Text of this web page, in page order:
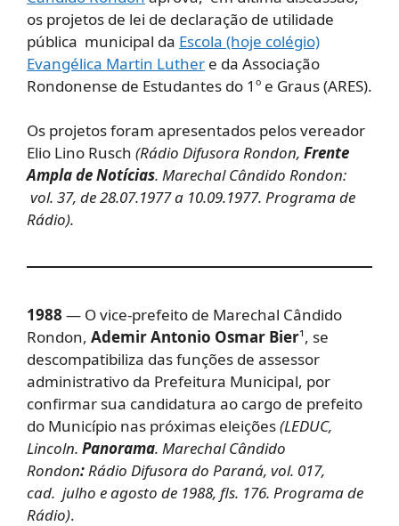
os projetos de lei de declaração de utilidade
pública municipal da Escola (hoje colégio)
Evangélica Martin Luther e da Associação
Rondonense de Estudantes do 1º e Graus (ARES).
Os projetos foram apresentados pelos vereador
Elio Lino Rusch (Rádio Difusora Rondon, Frente
Ampla de Notícias. Marechal Cândido Rondon:
vol. 37, de 28.07.1977 a 10.09.1977. Programa de
Rádio).
1988 — O vice-prefeito de Marechal Cândido
Rondon, Ademir Antonio Osmar Bier¹, se
descompatibiliza das funções de assessor
administrativo da Prefeitura Municipal, por
confirmar sua candidatura ao cargo de prefeito
do Município nas próximas eleições(LEDUC,
Lincoln. Panorama. Marechal Cândido
Rondon:Rádio Difusora do Paraná, vol. 017,
cad. julho e agosto de 1988, fls. 176. Programa de
Rádio).